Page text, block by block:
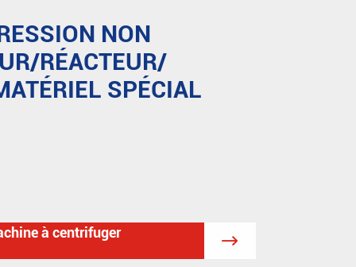
NON
RÉACTEUR/
SPÉCIAL
à centrifuger 